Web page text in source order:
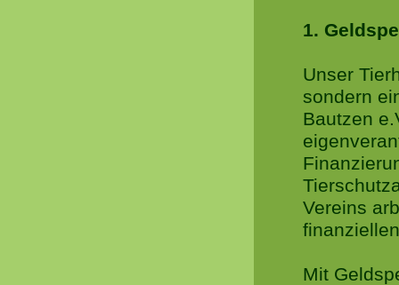
1.
Unser
sondern
Bautzen
Vereins
Mit